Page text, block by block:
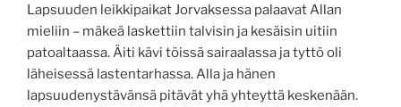
Lapsuuden leikkipaikat Jorvaksessa palaavat Allan
mieliin – mäkeä laskettiin talvisin ja kesäisin uitiin
patoaltaassa. Äiti kävi töissä sairaalassa ja tyttö oli
läheisessä lastentarhassa. Alla ja hänen
lapsuudenystävänsä pitävät yhä yhteyttä keskenään.